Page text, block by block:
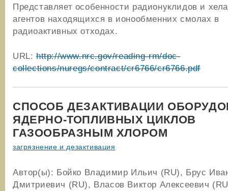
Представляет особенности радионуклидов и
агентов находящихся в ионообменних смолах в
радиоактивных отходах.
URL: http://www.nrc.gov/reading-rm/doc-
collections/nuregs/contract/cr6766/cr6766.pdf
СПОСОБ ДЕЗАКТИВАЦИИ
ЯДЕРНО-ТОПЛИВНЫХ ЦИКЛОВ
ГАЗООБРАЗНЫМ ХЛОРОМ
загрязнение и дезактивация
Автор(ы): Бойко Владимир Ильич (RU), Брус
Дмитриевич (RU), Власов Виктор Алексеевич